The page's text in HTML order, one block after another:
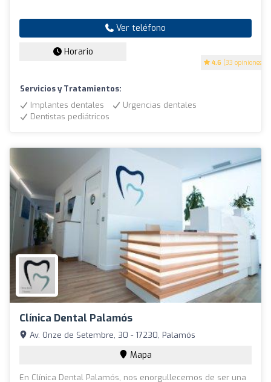
4.6 (33 opiniones)
Ver teléfono
Horario
Servicios y Tratamientos:
Implantes dentales
Urgencias dentales
Dentistas pediátricos
Clínica Dental Palamós
Av. Onze de Setembre, 30 - 17230, Palamós
Mapa
En Clínica Dental Palamós, nos enorgullecemos de ser una